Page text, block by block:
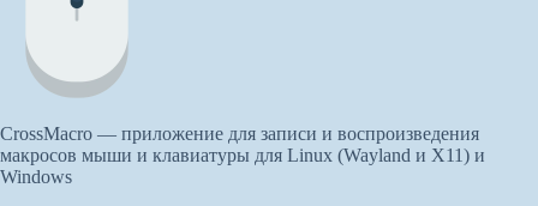
CrossMacro — приложение для записи и воспроизведения
макросов мыши и клавиатуры для Linux (Wayland и X11) и
Windows